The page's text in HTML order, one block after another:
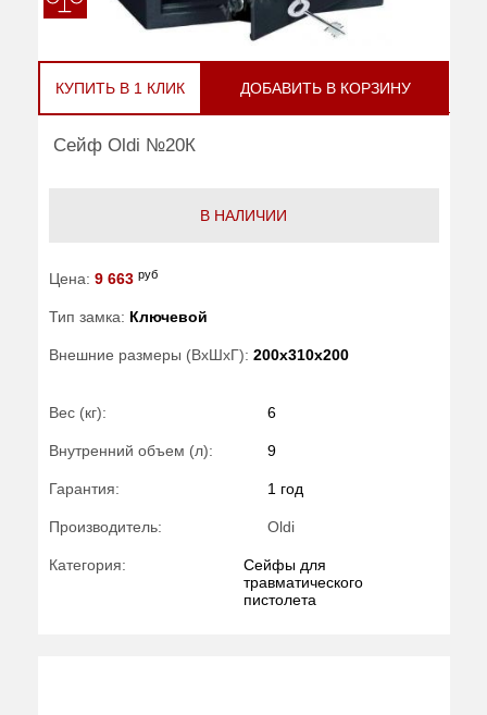
КУПИТЬ В 1 КЛИК ДОБАВИТЬ В КОРЗИНУ
Сейф Oldi №20К
В НАЛИЧИИ
Цена: 9 663 руб
Тип замка: Ключевой
Внешние размеры (ВхШхГ): 200x310x200
Вес (кг): 6
Внутренний объем (л): 9
Гарантия: 1 год
Производитель: Oldi
Категория:
Сейфы для
травматического
пистолета